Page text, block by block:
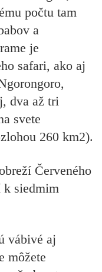
počtu tam
a
je
safari, ako aj
dva až tri
svete
260 km2).
Červeného
k siedmim
vábivé aj
môžete